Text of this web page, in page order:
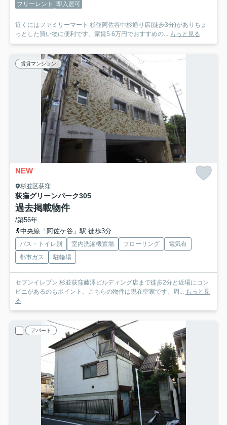
フリーレント
即入居可
近くにはファミリーマート 杉並阿佐谷中杉通り店(徒歩3分)がありちょ
っとした買い物に便利です。家賃5.6万円でおすすめの... もっと見る
賃貸マンション
NEW
杉並区荻窪
荻窪グリーンパーク305
過去掲載物件
/築56年
中央線「阿佐ケ谷」駅 徒歩3分
バス・トイレ別 室内洗濯機置場 フローリング
電気有
都市ガス
駐輪場
セブンイレブン 杉並荻窪藤澤ビルディング店まで徒歩2分と近場にコン
ビニがあるのもポイント。こちらの物件は現在空家です。周... もっと見
る
アパート